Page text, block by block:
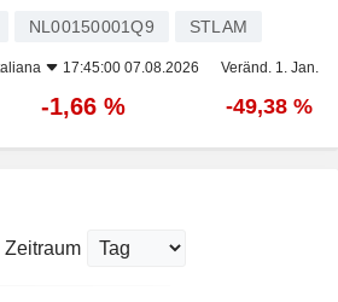
NL00150001Q9 STLAM
17:45:00 07.08.2026 Veränd. 1. Jan.
-1,66 % -49,38 %
Zeitraum